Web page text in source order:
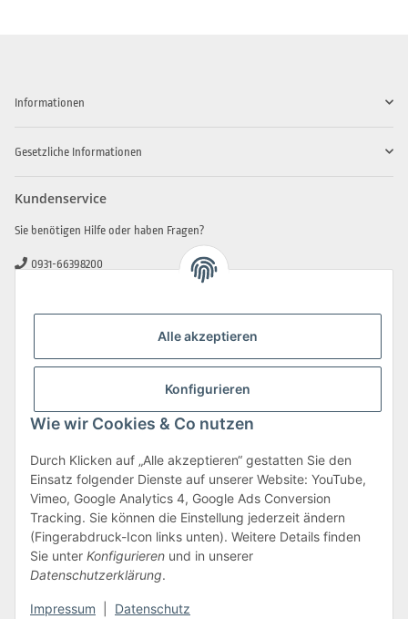
Alle akzeptieren
Konfigurieren
Wie wir Cookies & Co nutzen
Durch Klicken auf „Alle akzeptieren“ gestatten Sie den
Einsatz folgender Dienste auf unserer Website: YouTube,
Vimeo, Google Analytics 4, Google Ads Conversion
Tracking. Sie können die Einstellung jederzeit ändern
(Fingerabdruck-Icon links unten). Weitere Details finden
Sie unter Konfigurieren und in unserer
Datenschutzerklärung.
Impressum Datenschutz
Informationen
Gesetzliche Informationen
Kundenservice
Sie benötigen Hilfe oder haben Fragen?
0931-66398200
info@beamerlampe-guenstiger.de
Sicher Einkaufen
Vertrag widerrufen